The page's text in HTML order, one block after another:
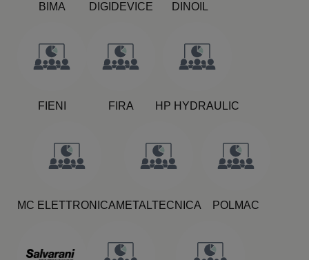
BIMA DIGIDEVICE DINOIL
FIENI FIRA HP HYDRAULIC
MC ELETTRONICAMETALTECNICA POLMAC